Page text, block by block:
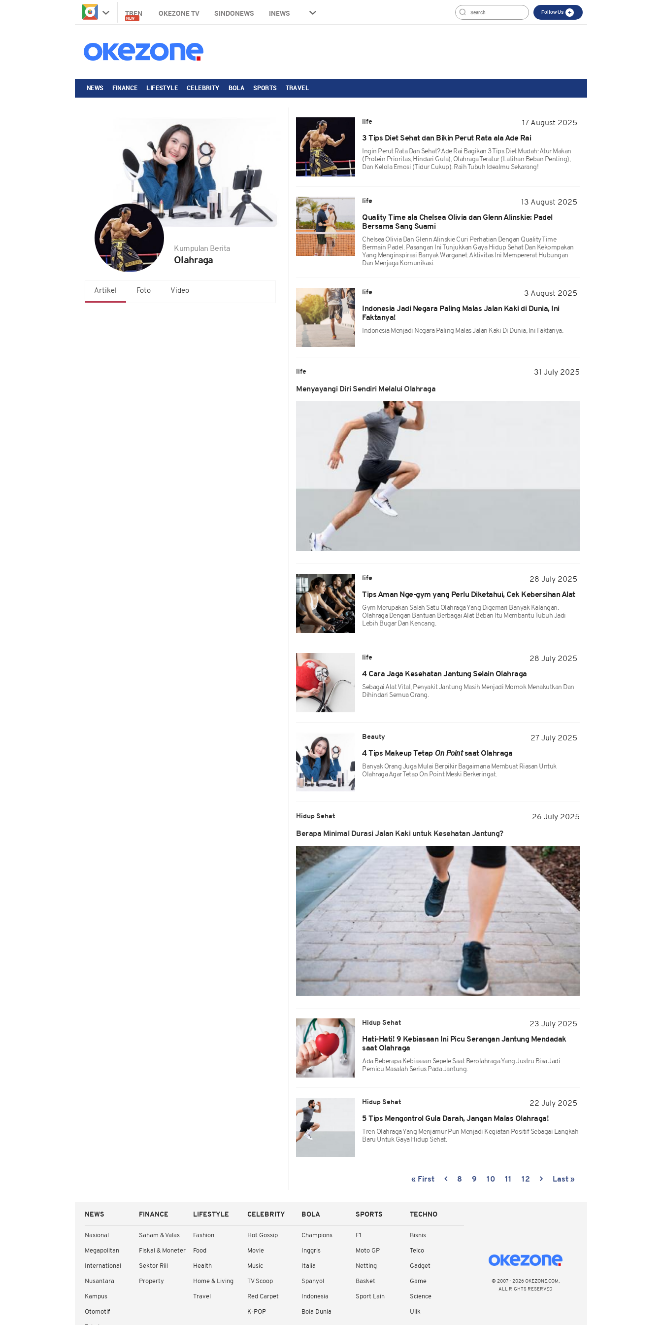
TREN
NEW
OKEZONE TV SINDONEWS INEWS Follow Us
NEWS FINANCE LIFESTYLE CELEBRITY BOLA SPORTS TRAVEL
Kumpulan Berita
Olahraga
Artikel Foto Video
life
17 August 2025
3 Tips Diet Sehat dan Bikin Perut Rata ala Ade Rai
Ingin Perut Rata Dan Sehat? Ade Rai Bagikan 3 Tips Diet Mudah: Atur Makan
(protein Prioritas, Hindari Gula), Olahraga Teratur (latihan Beban Penting),
Dan Kelola Emosi (tidur Cukup). Raih Tubuh Idealmu Sekarang!
life
13 August 2025
Quality Time ala Chelsea Olivia dan Glenn Alinskie: Padel
Bersama Sang Suami
Chelsea Olivia Dan Glenn Alinskie Curi Perhatian Dengan Quality Time
Bermain Padel. Pasangan Ini Tunjukkan Gaya Hidup Sehat Dan Kekompakan
Yang Menginspirasi Banyak Warganet. Aktivitas Ini Mempererat Hubungan
Dan Menjaga Komunikasi.
life
3 August 2025
Indonesia Jadi Negara Paling Malas Jalan Kaki di Dunia, Ini
Faktanya!
Indonesia Menjadi Negara Paling Malas Jalan Kaki Di Dunia, Ini Faktanya.
life 31 July 2025
Menyayangi Diri Sendiri Melalui Olahraga
life
28 July 2025
Tips Aman Nge-gym yang Perlu Diketahui, Cek Kebersihan Alat
Gym Merupakan Salah Satu Olahraga Yang Digemari Banyak Kalangan.
Olahraga Dengan Bantuan Berbagai Alat Beban Itu Membantu Tubuh Jadi
Lebih Bugar Dan Kencang.
life
28 July 2025
4 Cara Jaga Kesehatan Jantung Selain Olahraga
Sebagai Alat Vital, Penyakit Jantung Masih Menjadi Momok Menakutkan Dan
Dihindari Semua Orang.
Beauty
27 July 2025
4 Tips Makeup Tetap On Pointsaat Olahraga
Banyak Orang Juga Mulai Berpikir Bagaimana Membuat Riasan Untuk
Olahraga Agar Tetap On Point Meski Berkeringat.
Hidup Sehat 26 July 2025
Berapa Minimal Durasi Jalan Kaki untuk Kesehatan Jantung?
Hidup Sehat
23 July 2025
Hati-Hati! 9 Kebiasaan Ini Picu Serangan Jantung Mendadak
saat Olahraga
Ada Beberapa Kebiasaan Sepele Saat Berolahraga Yang Justru Bisa Jadi
Pemicu Masalah Serius Pada Jantung.
Hidup Sehat
22 July 2025
5 Tips Mengontrol Gula Darah, Jangan Malas Olahraga!
Tren Olahraga Yang Menjamur Pun Menjadi Kegiatan Positif Sebagai Langkah
Baru Untuk Gaya Hidup Sehat.
« First 8 9 10 11 12 Last »
NEWS
Nasional
Megapolitan
International
Nusantara
Kampus
Otomotif
FINANCE
Saham & Valas
Fiskal & Moneter
Sektor Riil
Property
LIFESTYLE
Fashion
Food
Health
Home & Living
Travel
CELEBRITY
Hot Gossip
Movie
Music
TV Scoop
Red Carpet
K-POP
BOLA
Champions
Inggris
Italia
Spanyol
Indonesia
Bola Dunia
SPORTS
F1
Moto GP
Netting
Basket
Sport Lain
TECHNO
Bisnis
Telco
Gadget
Game
Science
Ulik
© 2007 - 2026 OKEZONE.COM,
ALL RIGHTS RESERVED